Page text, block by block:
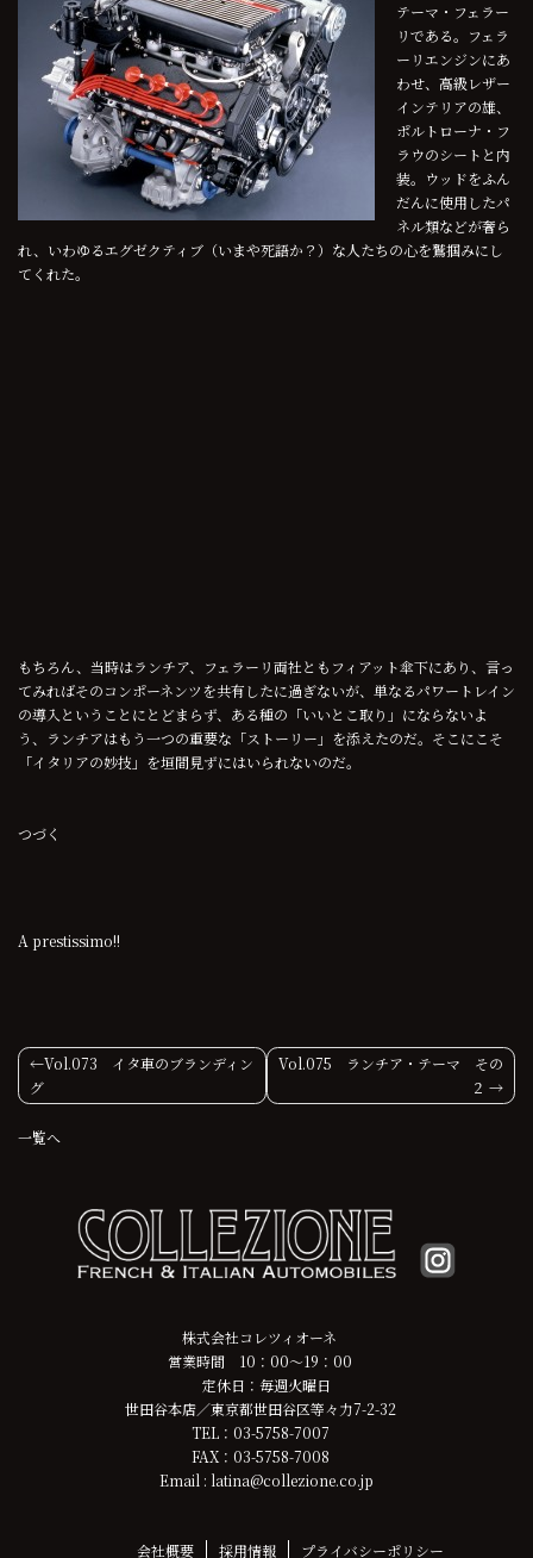
テーマ・フェラー
リである。フェラ
ーリエンジンにあ
わせ、高級レザー
インテリアの雄、
ポルトローナ・フ
ラウのシートと内
装。ウッドをふん
だんに使用したパ
ネル類などが奢ら
れ、いわゆるエグゼクティブ（いまや死語か？）な人たちの心を鷲掴みにし
てくれた。
もちろん、当時はランチア、フェラーリ両社ともフィアット傘下にあり、言っ
てみればそのコンポーネンツを共有したに過ぎないが、単なるパワートレイン
の導入ということにとどまらず、ある種の「いいとこ取り」にならないよ
う、ランチアはもう一つの重要な「ストーリー」を添えたのだ。そこにこそ
「イタリアの妙技」を垣間見ずにはいられないのだ。
つづく
A prestissimo!!
投
稿
ナ
Vol.073 イタ車のブランディン
グ
Vol.075 ランチア・テーマ その
２
一覧へ
株式会社コレツィオーネ
営業時間 10：00～19：00
定休日：毎週火曜日
世田谷本店／東京都世田谷区等々力7-2-32
TEL：03-5758-7007
FAX：03-5758-7008
Email : latina@collezione.co.jp
会社概要 採用情報 プライバシーポリシー